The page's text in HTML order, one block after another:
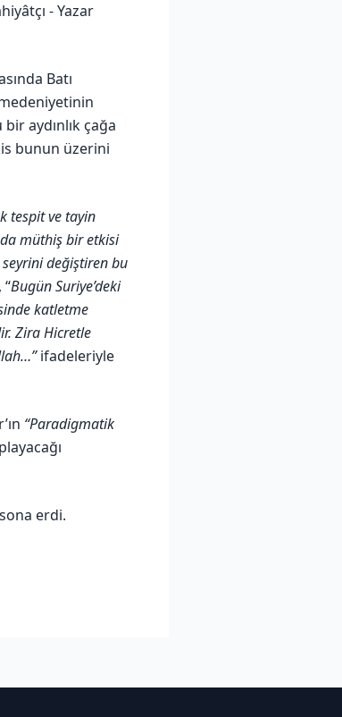
- Yazar
Batı
aydınlık çağa
bunun üzerini
tespit ve tayin
müthiş bir etkisi
değiştiren bu
Bugün Suriye’deki
katletme
Zira Hicretle
ifadeleriyle
“Paradigmatik
erdi.